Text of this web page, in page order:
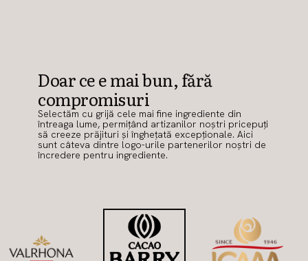
Doar ce e mai bun, fără
compromisuri
Selectăm cu grijă cele mai fine ingrediente din
întreaga lume, permițând artizanilor noștri pricepuți
să creeze prăjituri și înghețată excepționale. Aici
sunt câteva dintre logo-urile partenerilor noștri de
încredere pentru ingrediente.